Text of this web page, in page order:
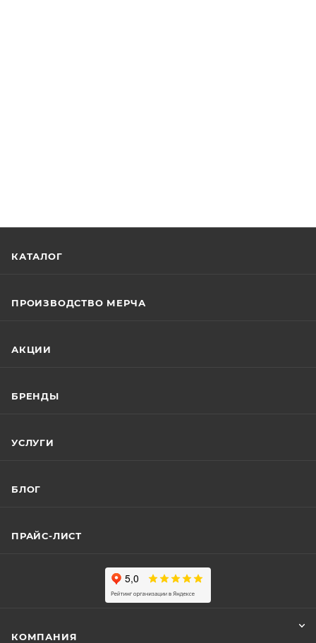
КАТАЛОГ
ПРОИЗВОДСТВО МЕРЧА
АКЦИИ
БРЕНДЫ
УСЛУГИ
БЛОГ
ПРАЙС-ЛИСТ
КОМПАНИЯ